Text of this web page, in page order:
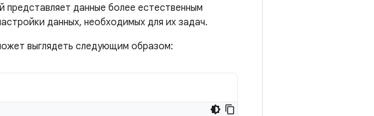
данные более естественным
данных, необходимых для их задач.
выглядеть следующим образом: